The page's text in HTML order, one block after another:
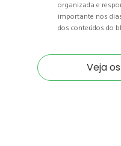
organizada e
importante nos
dos conteúdos do
Veja